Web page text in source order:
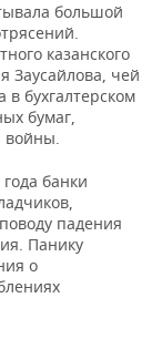
большой
казанского
Заусайлова, чей
в бухгалтерском
бумаг,
войны.
банки
падения
Панику
о